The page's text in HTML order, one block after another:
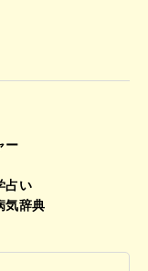
ー
占い
気辞典